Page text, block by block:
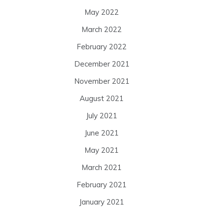
May 2022
March 2022
February 2022
December 2021
November 2021
August 2021
July 2021
June 2021
May 2021
March 2021
February 2021
January 2021